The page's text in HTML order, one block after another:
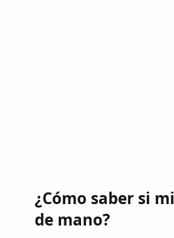
¿Cómo saber si
de mano?